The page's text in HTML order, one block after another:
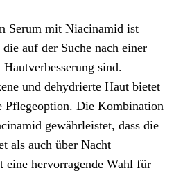
Serum mit Niacinamid ist
auf der Suche nach einer
sind.
und dehydrierte Haut bietet
Pflegeoption. Die Kombination
gewährleistet, dass die
als auch über Nacht
eine hervorragende Wahl für